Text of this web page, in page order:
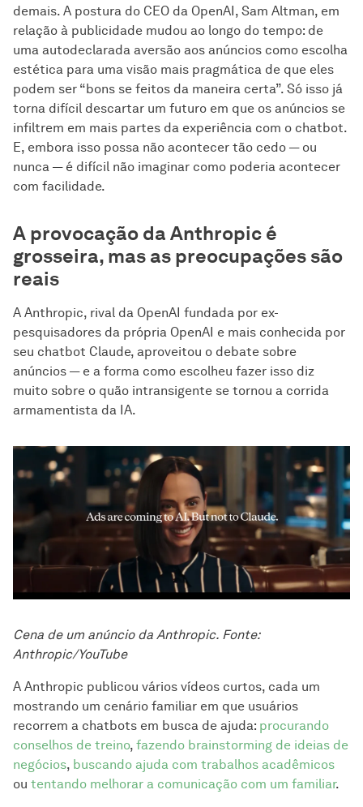
demais. A postura do CEO da OpenAI, Sam Altman, em
relação à publicidade mudou ao longo do tempo: de
uma autodeclarada aversão aos anúncios como escolha
estética para uma visão mais pragmática de que eles
podem ser “bons se feitos da maneira certa”. Só isso já
torna difícil descartar um futuro em que os anúncios se
infiltrem em mais partes da experiência com o chatbot.
E, embora isso possa não acontecer tão cedo — ou
nunca — é difícil não imaginar como poderia acontecer
com facilidade.
A provocação da Anthropic é
grosseira, mas as preocupações são
reais
A Anthropic, rival da OpenAI fundada por ex-
pesquisadores da própria OpenAI e mais conhecida por
seu chatbot Claude, aproveitou o debate sobre
anúncios — e a forma como escolheu fazer isso diz
muito sobre o quão intransigente se tornou a corrida
armamentista da IA.
Cena de um anúncio da Anthropic. Fonte:
Anthropic/YouTube
A Anthropic publicou vários vídeos curtos, cada um
mostrando um cenário familiar em que usuários
recorrem a chatbots em busca de ajuda: procurando
conselhos de treino, fazendo brainstorming de ideias de
negócios, buscando ajuda com trabalhos acadêmicos
ou tentando melhorar a comunicação com um familiar.